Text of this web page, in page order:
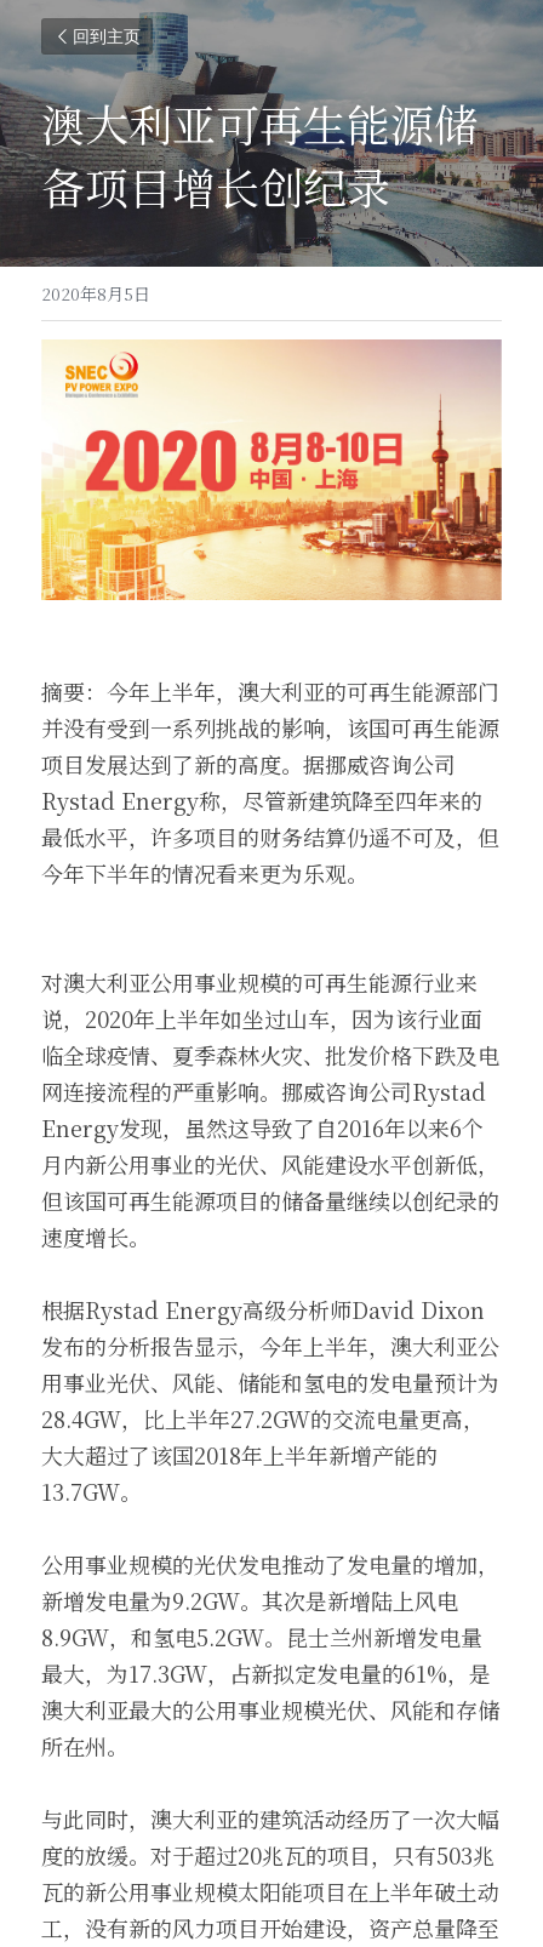
回到主页
澳大利亚可再生能源储
备项目增长创纪录
2020年8月5日
摘要：今年上半年，澳大利亚的可再生能源部门
并没有受到一系列挑战的影响，该国可再生能源
项目发展达到了新的高度。据挪威咨询公司
Rystad Energy称，尽管新建筑降至四年来的
最低水平，许多项目的财务结算仍遥不可及，但
今年下半年的情况看来更为乐观。
对澳大利亚公用事业规模的可再生能源行业来
说，2020年上半年如坐过山车，因为该行业面
临全球疫情、夏季森林火灾、批发价格下跌及电
网连接流程的严重影响。挪威咨询公司Rystad
Energy发现，虽然这导致了自2016年以来6个
月内新公用事业的光伏、风能建设水平创新低，
但该国可再生能源项目的储备量继续以创纪录的
速度增长。
根据Rystad Energy高级分析师David Dixon
发布的分析报告显示，今年上半年，澳大利亚公
用事业光伏、风能、储能和氢电的发电量预计为
28.4GW，比上半年27.2GW的交流电量更高，
大大超过了该国2018年上半年新增产能的
13.7GW。
公用事业规模的光伏发电推动了发电量的增加，
新增发电量为9.2GW。其次是新增陆上风电
8.9GW，和氢电5.2GW。昆士兰州新增发电量
最大，为17.3GW，占新拟定发电量的61%，是
澳大利亚最大的公用事业规模光伏、风能和存储
所在州。
与此同时，澳大利亚的建筑活动经历了一次大幅
度的放缓。对于超过20兆瓦的项目，只有503兆
瓦的新公用事业规模太阳能项目在上半年破土动
工，没有新的风力项目开始建设，资产总量降至